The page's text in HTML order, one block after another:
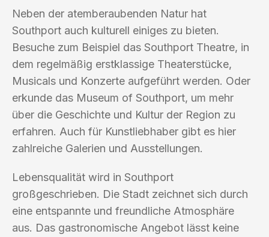
Neben der atemberaubenden Natur hat
Southport auch kulturell einiges zu bieten.
Besuche zum Beispiel das Southport Theatre, in
dem regelmäßig erstklassige Theaterstücke,
Musicals und Konzerte aufgeführt werden. Oder
erkunde das Museum of Southport, um mehr
über die Geschichte und Kultur der Region zu
erfahren. Auch für Kunstliebhaber gibt es hier
zahlreiche Galerien und Ausstellungen.
Lebensqualität wird in Southport
großgeschrieben. Die Stadt zeichnet sich durch
eine entspannte und freundliche Atmosphäre
aus. Das gastronomische Angebot lässt keine